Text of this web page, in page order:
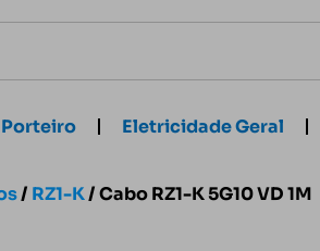
Eletricidade Geral
/ RZ1-K/ Cabo RZ1-K 5G10 VD 1M